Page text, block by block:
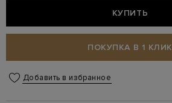
КУПИТЬ
ПОКУПКА В 1 КЛИК
Добавить в избранное